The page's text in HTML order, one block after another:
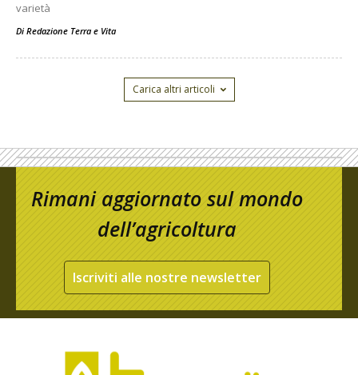
varietà
Di Redazione Terra e Vita
Carica altri articoli
Rimani aggiornato sul mondo
dell’agricoltura
Iscriviti alle nostre newsletter